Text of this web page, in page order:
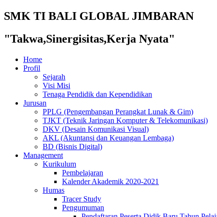
SMK TI BALI GLOBAL JIMBARAN
"Takwa,Sinergisitas,Kerja Nyata"
Home
Profil
Sejarah
Visi Misi
Tenaga Pendidik dan Kependidikan
Jurusan
PPLG (Pengembangan Perangkat Lunak & Gim)
TJKT (Teknik Jaringan Komputer & Telekomunikasi)
DKV (Desain Komunikasi Visual)
AKL (Akuntansi dan Keuangan Lembaga)
BD (Bisnis Digital)
Management
Kurikulum
Pembelajaran
Kalender Akademik 2020-2021
Humas
Tracer Study
Pengumuman